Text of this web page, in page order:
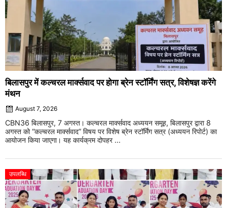
बिलासपुर में कल्चरल मार्क्सवाद पर होगा ब्रेन स्टॉर्मिंग सत्र, विशेषज्ञ करेंगे
मंथन
August 7, 2026
CBN36 बिलासपुर, 7 अगस्त। कल्चरल मार्क्सवाद अध्ययन समूह, बिलासपुर द्वारा 8
अगस्त को “कल्चरल मार्क्सवाद” विषय पर विशेष ब्रेन स्टॉर्मिंग सत्र (अध्ययन रिपोर्ट) का
आयोजन किया जाएगा। यह कार्यक्रम दोपहर ...
उपलब्धि